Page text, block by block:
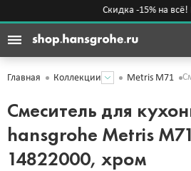
Скидка -15% на
Главная Коллекции Metris M71
Смеситель для
hansgrohe Metris
14822000, хром